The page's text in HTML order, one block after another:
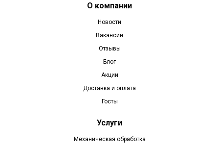
О компании
Новости
Вакансии
Отзывы
Блог
Акции
Доставка и оплата
Госты
Услуги
Механическая обработка